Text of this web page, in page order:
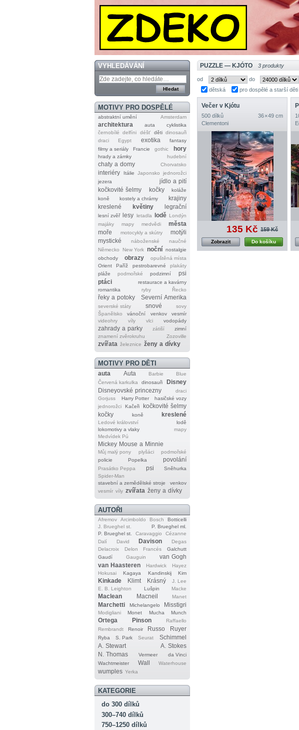
VYHLEDÁVÁNÍ
MOTIVY PRO DOSPĚLÉ
abstraktní umění Amsterdam
architektura auta
cyklistika
černobílé
delfíni déšť děti dinosauři
draci
Egypt exotika
fantasy
filmy a seriály
Francie gothic hory
hrady a zámky hudební
chaty a domy Chorvatsko
interiéry Itálie Japonsko
jednorožci
jezera
jídlo a pití
kočkovité šelmy
kočky
koláže
koně
kostely a chrámy
krajiny
kreslené
květiny legrační
lesní zvěř lesy letadla lodě Londýn
majáky
mapy medvědi
města
moře
motocykly a skútry
motýli
mystické
náboženské
naučné
Německo
New York noční nostalgie
obchody
obrazy
opuštěná místa
Orient
Paříž pestrobarevné
plakáty
pláže
podmořské podzimní
psi
ptáci
restaurace a kavárny
romantika
ryby Řecko
řeky a potoky Severní Amerika
severské státy snové
sovy
Španělsko
vánoční venkov
vesmír
videohry
víly vlci vodopády
zahrady a parky zátiší
zimní
znamení zvěrokruhu
Zozoville
zvířata železnice ženy a dívky
MOTIVY PRO DĚTI
auta Auta Barbie
Blue
Červená karkulka
dinosauři
Disney
Disneyovské princezny
draci
Gorjuss
Harry Potter
hasičské vozy
jednorožci
Kačeři
kočkovité šelmy
kočky
koně kreslené
Ledové království
lodě
lokomotivy a vlaky
mapy
Medvídek Pú
Mickey Mouse a Minnie
Můj malý pony plyšáci
podmořské
policie
Popelka povolání
Prasátko Peppa psi
Sněhurka
Spider‐Man
stavební a zemědělské stroje
venkov
vesmír víly zvířata ženy a dívky
AUTOŘI
Afremov Arcimboldo Bosch
Botticelli
J. Brueghel st.
P. Brueghel ml.
P. Brueghel st.
Caravaggio
Cézanne
Dalí
David Davison
Degas
Delacroix
Delon Francés
Galchutt
Gaudí
Gauguin
van Gogh
van Haasteren
Hardwick
Hayez
Hokusai
Kagaya Kandinskij Kim
Kinkade Klimt Krásný
J. Lee
E. B. Leighton
Lušpin Macke
Maclean Macneil Manet
Marchetti Michelangelo Misstigri
Modigliani Monet Mucha Munch
Ortega Pinson
Raffaello
Rembrandt
Renoir Russo Ruyer
Ryba S. Park Seurat
Schimmel
A. Stewart
A. Stokes
N. Thomas
Vermeer
da Vinci
Wachtmeister
Wall Waterhouse
wumples Yerka
KATEGORIE
do 300 dílků
300–740 dílků
750–1250 dílků
PUZZLE — KJÓTO 3 produkty
od do
dětská
pro dospělé a starší děti
Večer v Kjótu
500 dílků
36 × 49 cm
Clementoni
135 Kč 159 Kč
Do košíku
Zobrazit